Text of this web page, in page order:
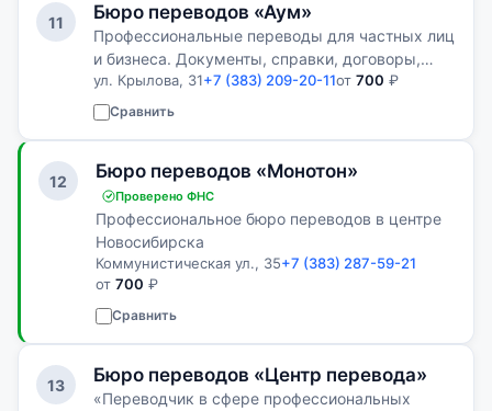
11 Бюро переводов «Аум»
Профессиональные переводы для частных лиц
и бизнеса. Документы, справки, договоры,
нотариальное заверение и апостиль.
ул. Крылова, 31+7 (383) 209-20-11от 700 ₽
Сравнить
12 Бюро переводов «Монотон»
Проверено ФНС
Профессиональное бюро переводов в центре
Новосибирска
Коммунистическая ул., 35+7 (383) 287-59-21
от 700 ₽
Сравнить
13 Бюро переводов «Центр перевода»
«Переводчик в сфере профессиональных